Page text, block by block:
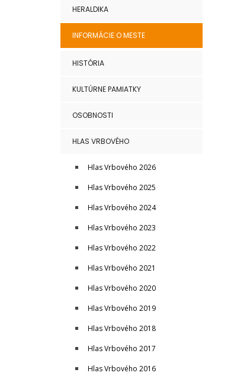
HERALDIKA
INFORMÁCIE O MESTE
HISTÓRIA
KULTÚRNE PAMIATKY
OSOBNOSTI
HLAS VRBOVÉHO
Hlas Vrbového 2026
Hlas Vrbového 2025
Hlas Vrbového 2024
Hlas Vrbového 2023
Hlas Vrbového 2022
Hlas Vrbového 2021
Hlas Vrbového 2020
Hlas Vrbového 2019
Hlas Vrbového 2018
Hlas Vrbového 2017
Hlas Vrbového 2016